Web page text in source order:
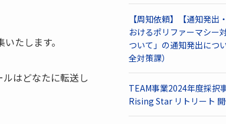
たします。
はどなたに転送し
【周知依頼】【通知発出
おけるポリファーマシー
ついて」の通知発出につ
全対策課）
TEAM事業2024年度採択
Rising Star リトリート